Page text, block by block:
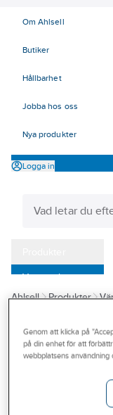
Om Ahlsell
Butiker
Hållbarhet
Jobba hos oss
Nya produkter
Logga in
Varumärken
Kampanjer
Outlet
Branscher
Ahlsell Produkter
Genom att klicka på
på din enhet för att
webbplatsens användning